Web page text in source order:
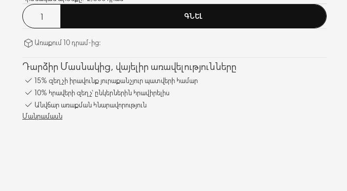
ԳՆԵԼ
Առաքում 10 դրամ-ից։
Դարձիր Մասնակից, վայելիր առավելությունները
15% զեղչի իրավունք յուրաքանչյուր պատվերի համար
10% հրավերի զեղչ՝ ընկերներին հրավիրելիս
Անվճար առաքման հնարավորություն
Մանրամասն